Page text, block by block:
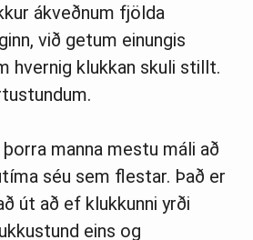
ákveðnum fjölda
við getum einungis
hvernig klukkan skuli stillt.
manna mestu máli að
séu sem flestar. Það er
út að ef klukkunni yrði
eins og